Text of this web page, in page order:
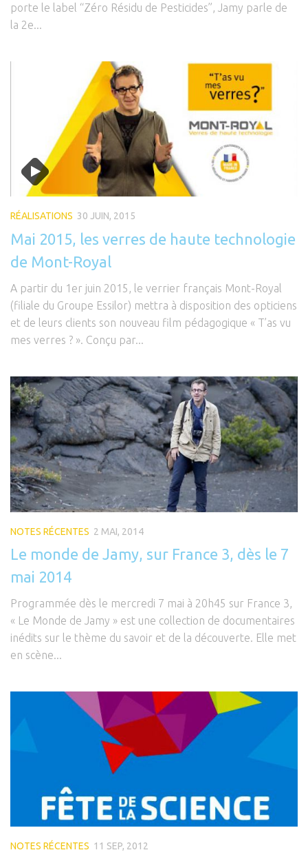
porte le label “Zéro Résidu de Pesticides”, Jamy parle de
la 2e...
RÉALISATIONS 30 JUIN, 2015
Mai 2015, les verres de haute technologie
de Mont-Royal
A partir du 1er juin 2015, le verrier français Mont-Royal
(filiale du Groupe Essilor) mettra à disposition des opticiens
et de leurs clients son nouveau film pédagogique « T’as vu
mes verres ? ». Conçu par...
NOTES RÉCENTES 2 MAI, 2014
Le monde de Jamy, sur France 3, dès le 7
mai 2014
Programmée dès le mercredi 7 mai à 20h45 sur France 3,
« Le Monde de Jamy » est une collection de documentaires
inédits sur le thème du savoir et de la découverte. Elle met
en scène...
NOTES RÉCENTES 11 SEP, 2012